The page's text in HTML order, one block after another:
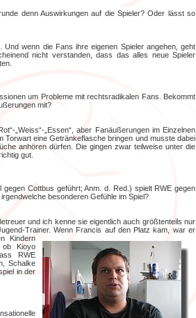
denn Auswirkungen auf die Spieler? Oder lässt so
wenn die Fans ihre eigenen Spieler angehen, geht
nicht verstanden, dass das alles neue Spieler
um Probleme mit rechtsradikalen Fans. Bekommt
mit?
„Weiss“-„Essen“, aber Fanäußerungen im Einzelnen
Torwart eine Getränkeflasche bringen und musste dabei
anhören dürfen. Die gingen zwar teilweise unter die
gut.
Cottbus geführt; Anm. d. Red.) spielt RWE gegen
besonderen Gefühle im Spiel?
und ich kenne sie eigentlich auch größtenteils nur
Trainer.Wenn Francis auf den Platz kam, war er
Kindern
ob Kioyo
RWE
Schalke
in der